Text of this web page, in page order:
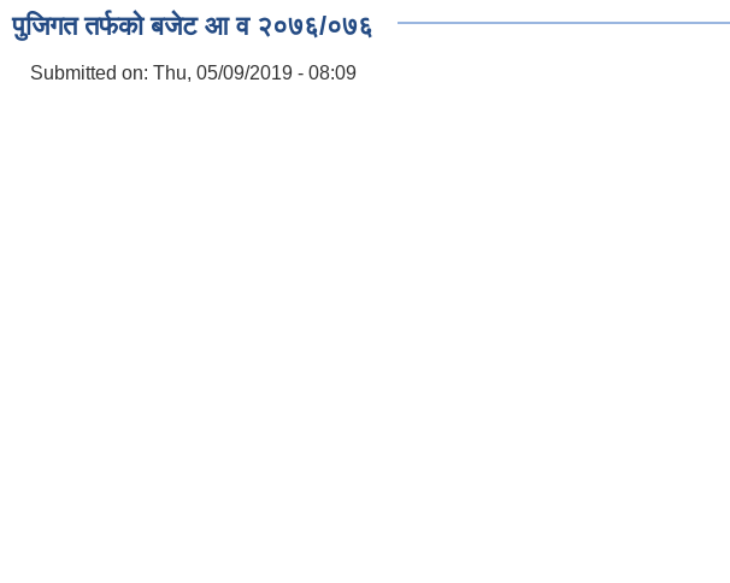
दररेट पेश गर्ने सम्बन्धी सूचना
Re Invitation For Electronic Bids
पुजिगत तर्फको बजेट आ व २०७६/०७६
Submitted on: Thu, 05/09/2019 - 08:09